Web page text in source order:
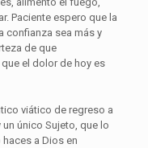
Paciente espero que la
confianza sea más y
de que
el dolor de hoy es
viático de regreso a
único Sujeto, que lo
a Dios en